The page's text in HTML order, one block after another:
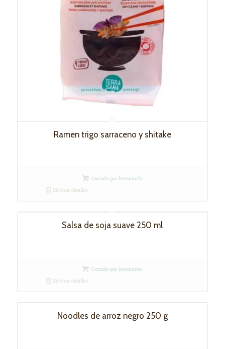
Ramen trigo sarraceno y shitake
Cerrado por inventario
Mostrar detalles
Salsa de soja suave 250 ml
Cerrado por inventario
Mostrar detalles
Noodles de arroz negro 250 g